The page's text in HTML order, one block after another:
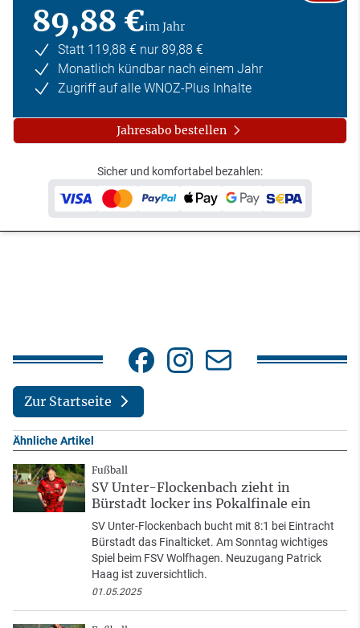
89,88 €im Jahr
Statt 119,88 € nur 89,88 €
Monatlich kündbar nach einem Jahr
Zugriff auf alle WNOZ-Plus Inhalte
Jahresabo bestellen
Sicher und komfortabel bezahlen:
Zur Startseite
Ähnliche Artikel
Fußball
SV Unter-Flockenbach zieht in
Bürstadt locker ins Pokalfinale ein
SV Unter-Flockenbach bucht mit 8:1 bei Eintracht
Bürstadt das Finalticket. Am Sonntag wichtiges
Spiel beim FSV Wolfhagen. Neuzugang Patrick
Haag ist zuversichtlich.
01.05.2025